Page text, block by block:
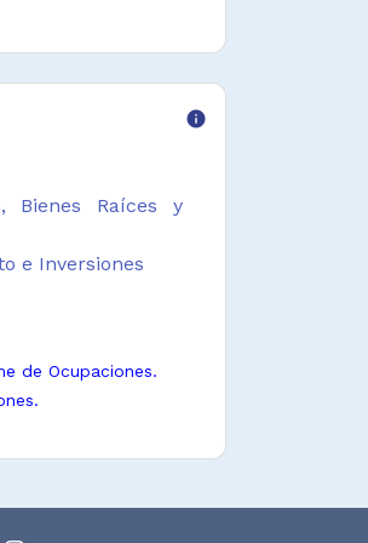
info
Bienes Raíces y
e Inversiones
de Ocupaciones.